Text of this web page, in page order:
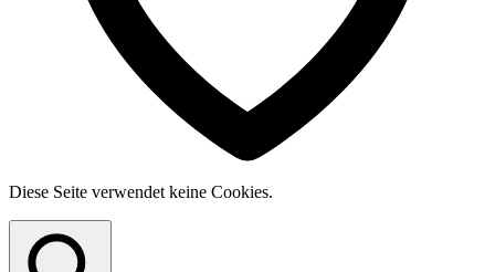
Diese Seite verwendet keine Cookies.